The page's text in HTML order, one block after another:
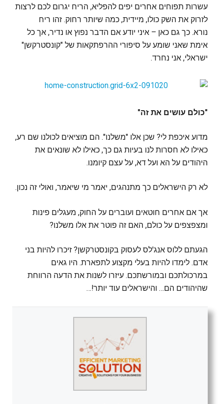
עשרות תפוחים אחרים יפים להפליא, הריח יגרום לכם לרצות
לזרוק את השק כולו, מיידית, כמה שיותר רחוק. זהו ריח
נורא. כך גם כאן – איני יודע אם הדבר נפוץ או נדיר, אך כל
אימת שאני שומע על סיפורי ההרפתקאות של "קונסטרקשן"
ישראלי, אני נחרד.
"כולם עושים את זה"
מדוע איכפת לי? שכן אלו "משלנו". הם מוציאים לכולנו שם רע,
כאילו לא חסרות לנו בעיות גם כך, כאילו לא שונאים את
היהודים על הא ועל דא, על עצם קיומנו.
לא רק הישראלים כך מתנהגים, יאמר מי שיאמר, ואולי זה נכון.
אך אם אחרים חוטאים ועוברים על החוק, מעגלים פינות
ומצפצפים על כולם, האם זה פוטר את אלו משלנו?
הגעתם ללוס אנג'לס לעסוק בקונסטרקשן? זיכרו להיות בני
אדם. לימדו להיות בעלי מקצוע לתפארת. היו גאים
במרכולתכם ובמורשתכם. עיזרו לשנות את הדעה הרווחת
שהיהודים הם… והישראלים עוד יותר!…